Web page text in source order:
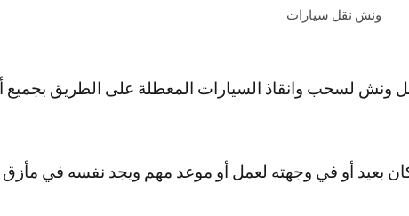
ونش نقل سيارات
سيارات مدينة الكويت 65557275 أفضل ونش لسحب وانقاذ السيارات المعطلة على الطريق
بعيد أو في وجهته لعمل أو موعد مهم ويجد نفسه في مأزق